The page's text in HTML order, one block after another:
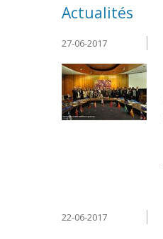
Actualités
27-06-2017
22-06-2017